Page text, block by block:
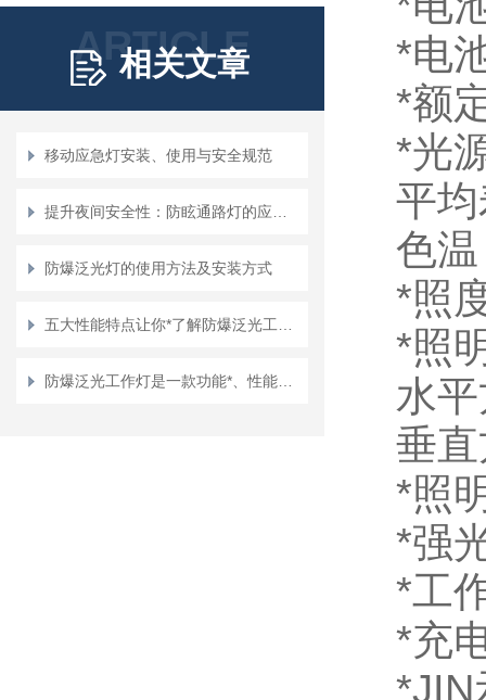
ARTICLE
相关文章
移动应急灯安装、使用与安全规范
防爆泛光灯的使用方法及安装方式
*电
*额
*光
平
色
*照
*照
水
垂
*照
*强
*工
*充